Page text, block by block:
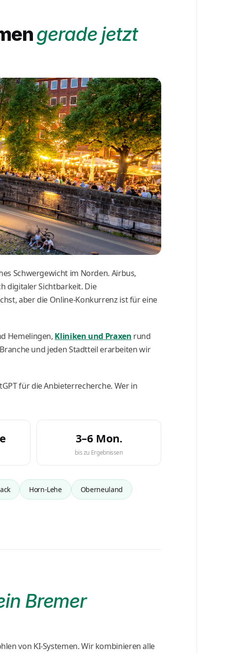
gerade jetzt
Schwergewicht im Norden. Airbus,
digitaler Sichtbarkeit. Die
aber die Online-Konkurrenz ist für eine
Hemelingen, Kliniken und Praxen rund
und jeden Stadtteil erarbeiten wir
für die Anbieterrecherche. Wer in
3–6 Mon.
bis zu Ergebnissen
Horn-Lehe Oberneuland
Bremer
von KI-Systemen. Wir kombinieren alle